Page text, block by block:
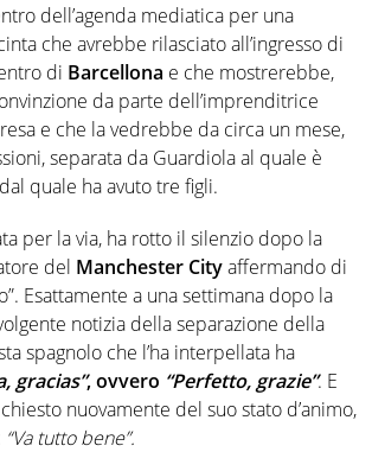
dell’agenda mediatica per una
che avrebbe rilasciato all’ingresso di
di Barcellona e che mostrerebbe,
da parte dell’imprenditrice
e che la vedrebbe da circa un mese,
separata da Guardiola al quale è
quale ha avuto tre figli.
per la via, ha rotto il silenzio dopo la
del Manchester Cityaffermando di
Esattamente a ​​una settimana dopo la
notizia della separazione della
spagnolo che l’ha interpellata ha
gracias”, ovvero “Perfetto, grazie”. E
nuovamente del suo stato d’animo,
“Va tutto bene”.